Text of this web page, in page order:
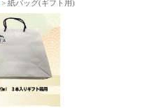
> 紙バッグ(ギフト用)